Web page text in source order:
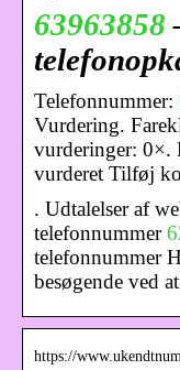
63963858
Telefonnummer:
Vurdering.
vurderinger: 0×.
vurderet Tilføj
. Udtalelser af
telefonnummer
telefonnummer
besøgende ved
https://